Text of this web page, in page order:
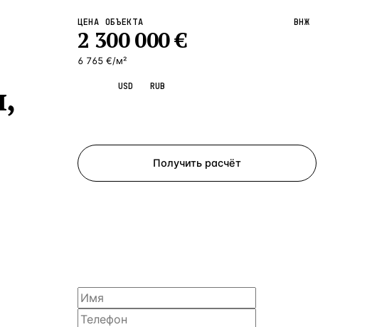
ЦЕНА ОБЪЕКТА
2 300 000€
6 765 €/м²
ВНЖ
USD RUB
Получить расчёт